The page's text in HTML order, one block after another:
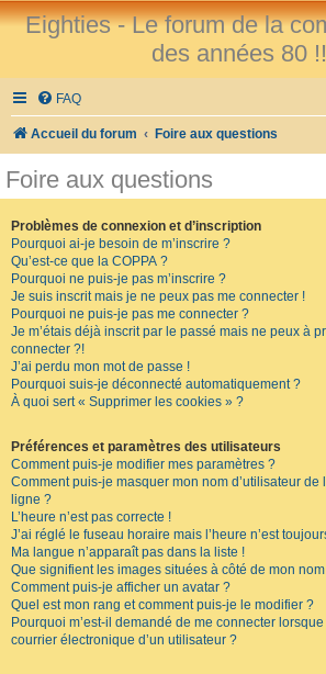
Eighties - Le forum de la
des années 80
FAQ
Accueil du forum Foire aux questions
Foire aux questions
Problèmes de connexion et d’inscription
Pourquoi ai-je besoin de m’inscrire ?
Qu’est-ce que la COPPA ?
Pourquoi ne puis-je pas m’inscrire ?
Je suis inscrit mais je ne peux pas me connecter !
Pourquoi ne puis-je pas me connecter ?
Je m’étais déjà inscrit par le passé mais ne peux à
connecter ?!
J’ai perdu mon mot de passe !
Pourquoi suis-je déconnecté automatiquement ?
À quoi sert « Supprimer les cookies » ?
Préférences et paramètres des utilisateurs
Comment puis-je modifier mes paramètres ?
Comment puis-je masquer mon nom d’utilisateur de
ligne ?
L’heure n’est pas correcte !
J’ai réglé le fuseau horaire mais l’heure n’est
Ma langue n’apparaît pas dans la liste !
Que signifient les images situées à côté de mon
Comment puis-je afficher un avatar ?
Quel est mon rang et comment puis-je le modifier ?
Pourquoi m’est-il demandé de me connecter
courrier électronique d’un utilisateur ?